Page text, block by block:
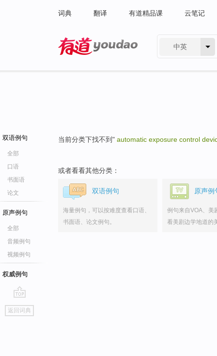
词典 翻译 有道精品课 云笔记
中英
双语例句
全部
口语
书面语
论文
原声例句
全部
音频例句
视频例句
权威例句
go
top
返回词典
当前分类下找不到" automatic exposure control
或者看看其他分类：
双语例句
海量例句，可以按难度查看口语、
书面语、论文例句。
原声例
例句来自VOA、美
看美剧边学地道的